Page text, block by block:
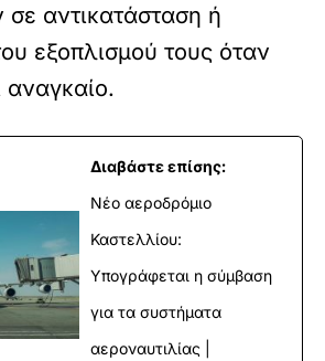
αντικατάσταση ή
εξοπλισμού τους όταν
αναγκαίο.
Διαβάστε επίσης:
Νέο αεροδρόμιο
Καστελλίου:
Υπογράφεται η σύμβαση
για τα συστήματα
αεροναυτιλίας |